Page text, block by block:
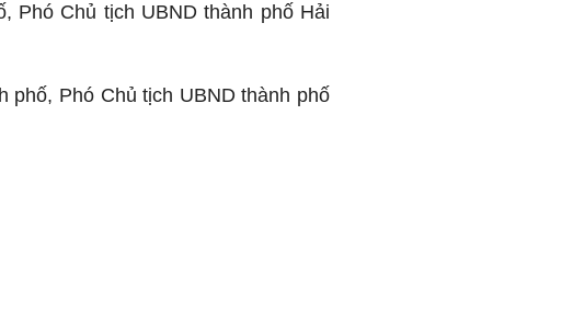
Phó Chủ tịch UBND thành phố Hải
Phó Chủ tịch UBND thành phố